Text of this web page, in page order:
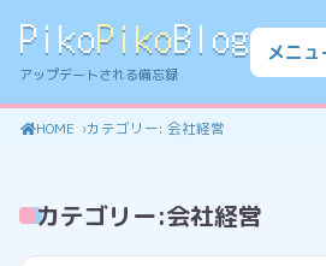
PikoPikoBlog
アップデートされる備忘録
メニュ
HOME カテゴリー:会社経営
カテゴリー:会社経営